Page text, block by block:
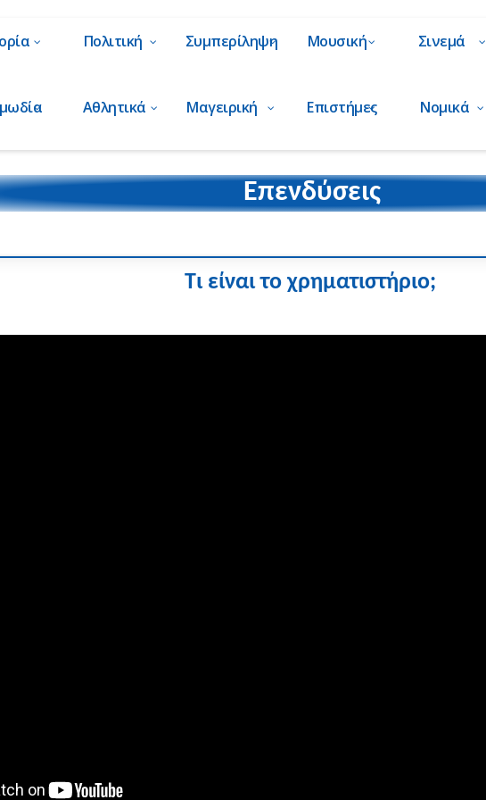
Πολιτική Συμπερίληψη Μουσική Σινεμά
Αθλητικά Μαγειρική Επιστήμες Νομικά
Επενδύσεις
Τι είναι το χρηματιστήριο;